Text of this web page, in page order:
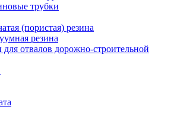
трубки
(пористая) резина
резина
отвалов дорожно-строительной